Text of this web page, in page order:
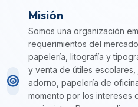
Misión
Somos una organización
requerimientos del
papelería, litografía y
y venta de útiles
adorno, papelería de
momento por los intereses